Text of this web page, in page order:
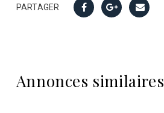
PARTAGER
Annonces similaires